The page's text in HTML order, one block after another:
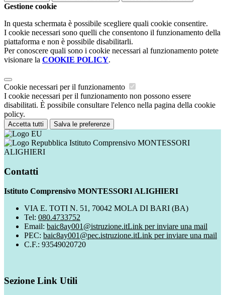
Gestione cookie
In questa schermata è possibile scegliere quali cookie consentire.
I cookie necessari sono quelli che consentono il funzionamento della
piattaforma e non è possibile disabilitarli.
Per conoscere quali sono i cookie necessari al funzionamento potete
visionare la COOKIE POLICY.
Cookie necessari per il funzionamento
I cookie necessari per il funzionamento non possono essere
disabilitati. È possibile consultare l'elenco nella pagina della cookie
policy.
Accetta tutti Salva le preferenze
Istituto Comprensivo MONTESSORI
ALIGHIERI
Contatti
Istituto Comprensivo MONTESSORI ALIGHIERI
VIA E. TOTI N. 51, 70042 MOLA DI BARI (BA)
Tel: 080.4733752
Email: baic8ay001@istruzione.itLink per inviare una mail
PEC: baic8ay001@pec.istruzione.itLink per inviare una mail
C.F.: 93549020720
Sezione Link Utili